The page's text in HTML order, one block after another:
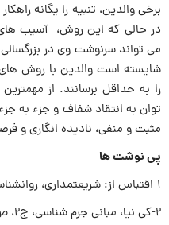
برخی والدین، تنبیه را یگانه
در حالی که این روش، آسیب های
می تواند سرنوشت وی در
شایسته است والدین با روش
را به حداقل برسانند. از
توان به انتقاد شفاف و جزء
مثبت و منفی، نادیده انگاری و
پی نوشت ها
۱-اقتباس از: شریعتمدارى، روان‏شناس‏ی تربیتى، ص‏۴۷۰
۲-کى نیا، مبانى جرم‏ شناسى، ج‏۲، ص‏۶۴۲